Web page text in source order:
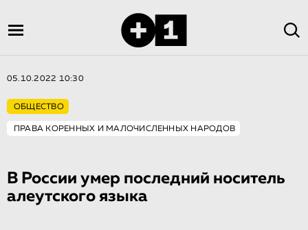
05.10.2022 10:30
ОБЩЕСТВО
ПРАВА КОРЕННЫХ И МАЛОЧИСЛЕННЫХ НАРОДОВ
В России умер последний носитель
алеутского языка